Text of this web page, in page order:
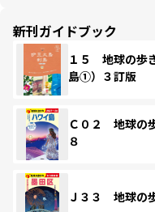
新刊ガイドブック
１５ 地球の
島①）３訂版
Ｃ０２ 地球の
８
Ｊ３３ 地球の